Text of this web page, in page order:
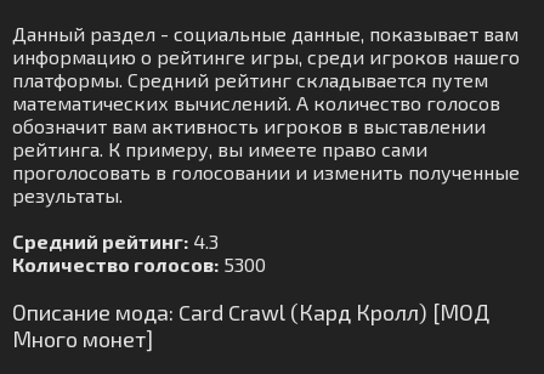
Данный раздел - социальные данные, показывает вам
информацию о рейтинге игры, среди игроков нашего
платформы. Средний рейтинг складывается путем
математических вычислений. А количество голосов
обозначит вам активность игроков в выставлении
рейтинга. К примеру, вы имеете право сами
проголосовать в голосовании и изменить полученные
результаты.
Средний рейтинг: 4.3
Количество голосов: 5300
Описание мода: Card Crawl (Кард Кролл) [МОД
Много монет]